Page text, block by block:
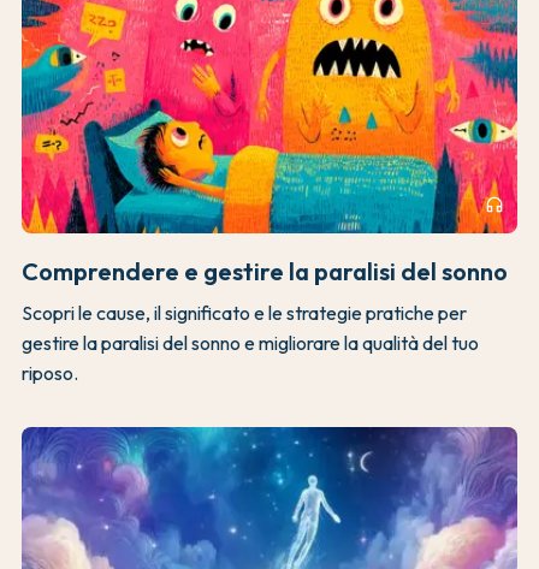
headphones
Comprendere e gestire la paralisi del sonno
Scopri le cause, il significato e le strategie pratiche per
gestire la paralisi del sonno e migliorare la qualità del tuo
riposo.